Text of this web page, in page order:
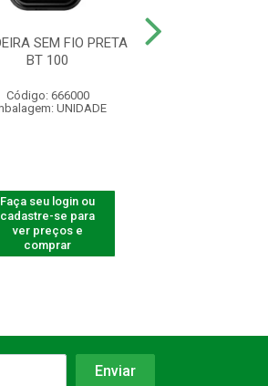
SEM FIO PRETA
BT 100
Código: 666000
UNIDADE
Faça seu login ou
cadastre-se para
ver preços e
comprar